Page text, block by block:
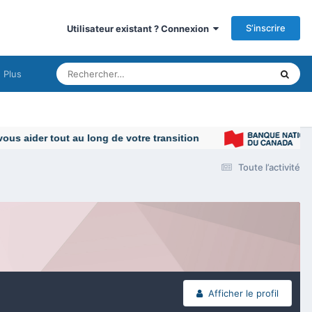
Utilisateur existant ? Connexion S’inscrire
Plus
aider tout au long de votre transition
Toute l’activité
Afficher le profil